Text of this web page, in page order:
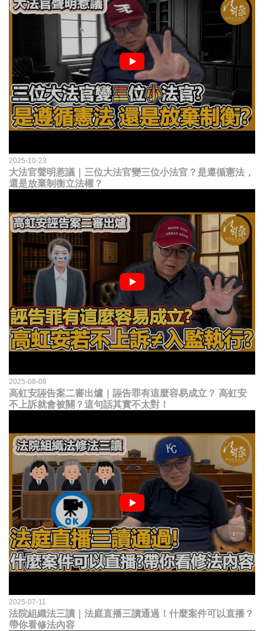
2025-10-23
大法官聲明惹議｜三位大法官變三位小法官？是遵循憲法，
還是放棄制衡立法權？
2025-08-08
高虹安誣告案二審出爐｜誣告罪有這麼容易成立？ 高虹安
不上訴就會被關？這句話其實不太對！
2025-07-11
法院組織法三讀｜法庭直播三讀通過！什麼案件可以直播？
帶你看修法內容